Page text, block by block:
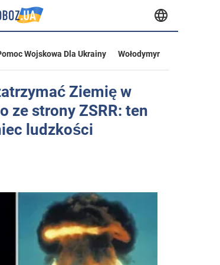
Wojskowa Dla Ukrainy
Wołodymyr
Ziemię w
ze strony ZSRR: ten
ludzkości